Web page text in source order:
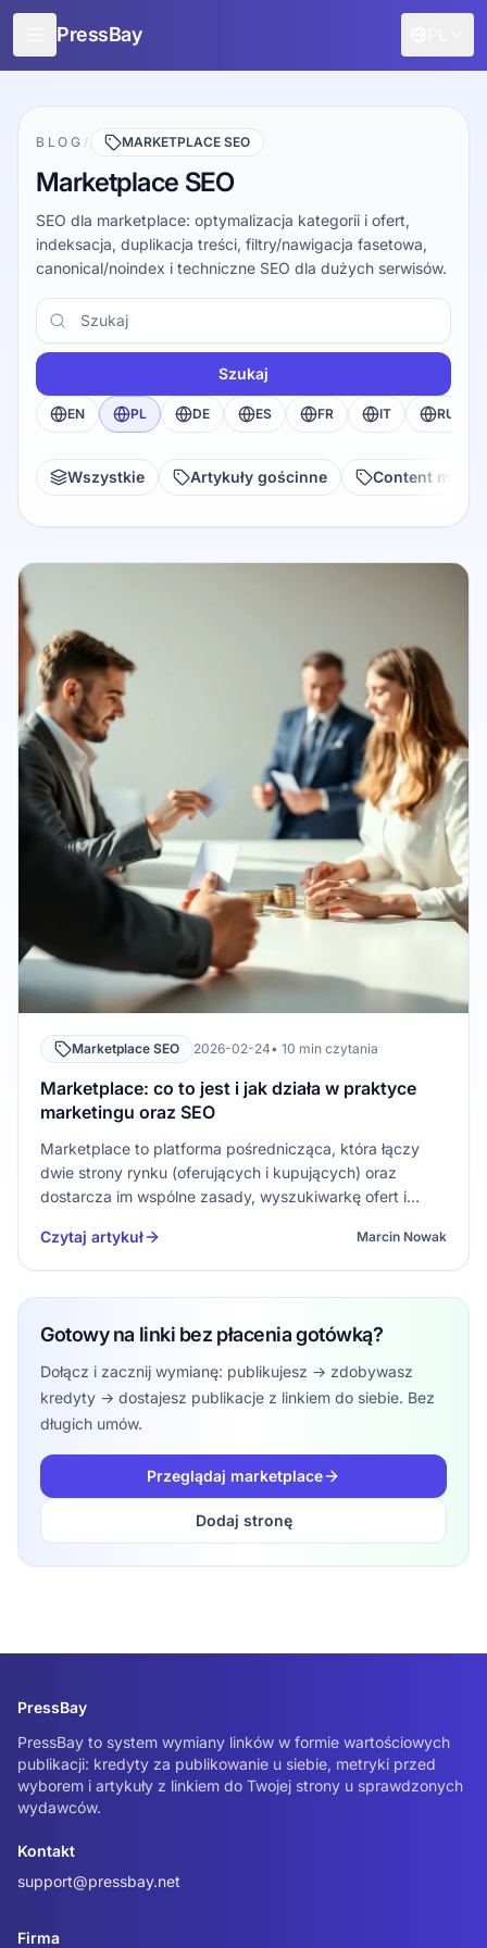
PressBay
Dla reklamodawców
Funkcje
Jak to działa
Promuj za darmo
Blog
Zaloguj
BLOG / MARKETPLACE SEO
Marketplace SEO
SEO dla marketplace: optymalizacja kategorii i ofert,
indeksacja, duplikacja treści, filtry/nawigacja fasetowa,
canonical/noindex i techniczne SEO dla dużych serwisów.
Szukaj
Szukaj
EN PL DE ES FR IT RU
Wszystkie Artykuły gościnne Content
Marketplace SEO 2026-02-24• 10 min czytania
Marketplace: co to jest i jak działa w praktyce
marketingu oraz SEO
Marketplace to platforma pośrednicząca, która łączy
dwie strony rynku (oferujących i kupujących) oraz
dostarcza im wspólne zasady, wyszukiwarkę ofert i
jednym panelu”: porządkuje proces od wyboru oferty,
przez warunki, aż po reali…
Czytaj artykuł Marcin Nowak
Gotowy na linki bez płacenia gotówką?
Dołącz i zacznij wymianę: publikujesz → zdobywasz
kredyty → dostajesz publikacje z linkiem do siebie. Bez
długich umów.
Przeglądaj marketplace
Dodaj stronę
PressBay
PressBay to system wymiany linków w formie wartościowych
publikacji: kredyty za publikowanie u siebie, metryki przed
wyborem i artykuły z linkiem do Twojej strony u sprawdzonych
wydawców.
Kontakt
support@pressbay.net
Firma